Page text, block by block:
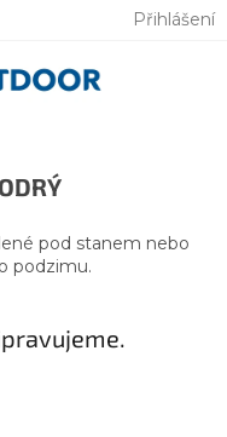
Přihlášení
pod stanem nebo
podzimu.